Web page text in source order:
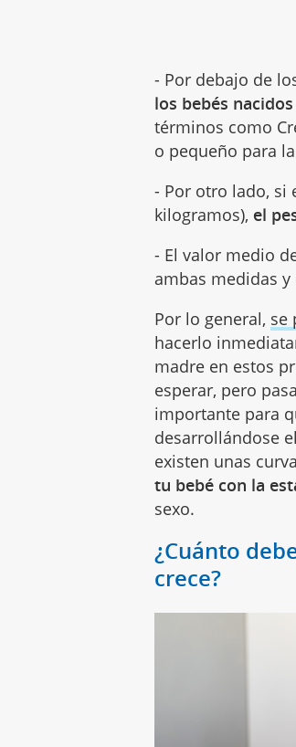
- Por debajo de
los bebés
términos como
o pequeño para
- Por otro lado, si
kilogramos), el
- El valor medio
ambas medidas
Por lo general, se
hacerlo
madre en estos
esperar, pero
importante para
desarrollándose
existen unas
tu bebé con la
sexo.
¿Cuánto
crece?